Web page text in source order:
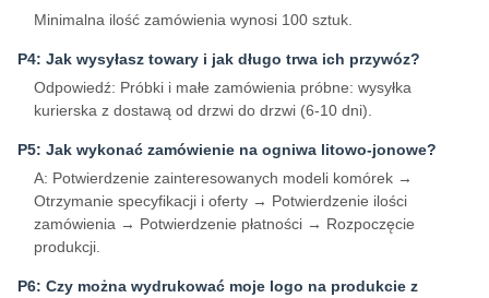
Minimalna ilość zamówienia wynosi 100 sztuk.
P4: Jak wysyłasz towary i jak długo trwa ich przywóz?
Odpowiedź: Próbki i małe zamówienia próbne: wysyłka
kurierska z dostawą od drzwi do drzwi (6-10 dni).
P5: Jak wykonać zamówienie na ogniwa litowo-jonowe?
A: Potwierdzenie zainteresowanych modeli komórek →
Otrzymanie specyfikacji i oferty → Potwierdzenie ilości
zamówienia → Potwierdzenie płatności → Rozpoczęcie
produkcji.
P6: Czy można wydrukować moje logo na produkcie z